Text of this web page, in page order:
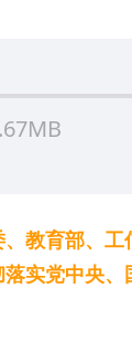
教育部、
落实党中央